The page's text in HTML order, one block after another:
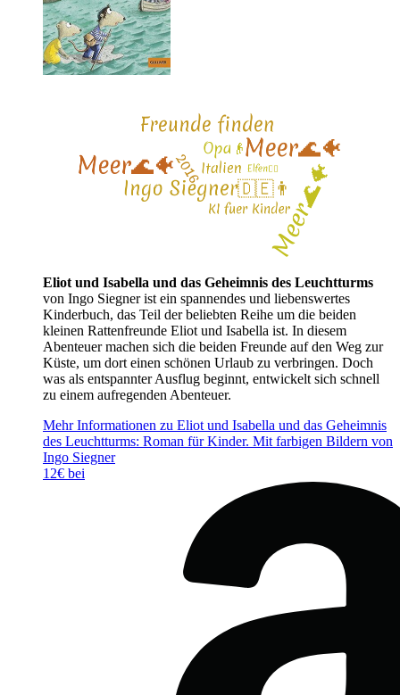
Eliot und Isabella und das Geheimnis des Leuchtturms
von Ingo Siegner ist ein spannendes und liebenswertes
Kinderbuch, das Teil der beliebten Reihe um die beiden
kleinen Rattenfreunde Eliot und Isabella ist. In diesem
Abenteuer machen sich die beiden Freunde auf den Weg zur
Küste, um dort einen schönen Urlaub zu verbringen. Doch
was als entspannter Ausflug beginnt, entwickelt sich schnell
zu einem aufregenden Abenteuer.
Mehr Informationen zu Eliot und Isabella und das Geheimnis
des Leuchtturms: Roman für Kinder. Mit farbigen Bildern von
Ingo Siegner
12€ bei